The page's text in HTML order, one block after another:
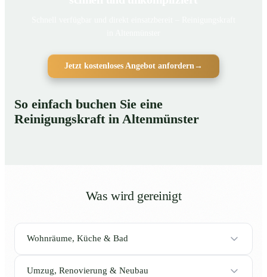
Jetzt kostenloses Angebot anfordern →
So einfach buchen Sie eine
Reinigungskraft in Altenmünster
Was wird gereinigt
Wohnräume, Küche & Bad
Umzug, Renovierung & Neubau